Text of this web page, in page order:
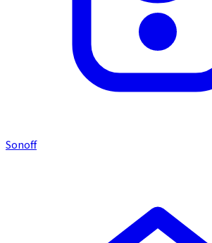
Sonoff